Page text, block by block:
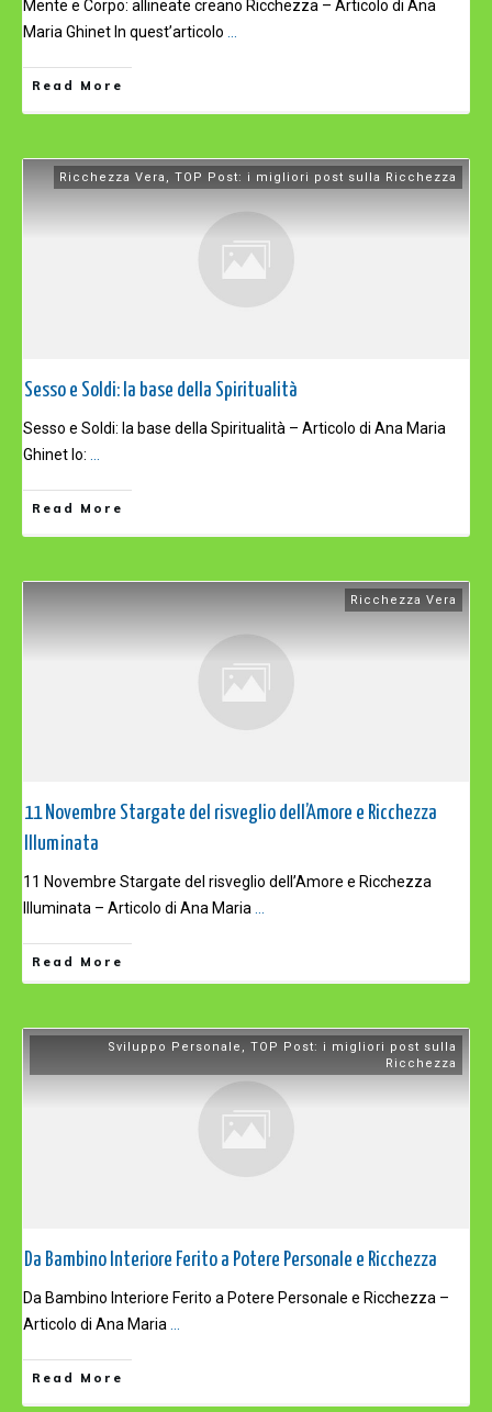
Mente e Corpo: allineate creano Ricchezza – Articolo di Ana
Maria Ghinet In quest’articolo
Read More
Ricchezza Vera , TOP Post: i migliori post sulla Ricchezza
Sesso e Soldi: la base della Spiritualità
Sesso e Soldi: la base della Spiritualità – Articolo di Ana Maria
Ghinet Io:
Read More
Ricchezza Vera
11 Novembre Stargate del risveglio dell’Amore e Ricchezza
Illuminata
11 Novembre Stargate del risveglio dell’Amore e Ricchezza
Illuminata – Articolo di Ana Maria
Read More
Sviluppo Personale , TOP Post: i migliori post sulla
Ricchezza
Da Bambino Interiore Ferito a Potere Personale e Ricchezza
Da Bambino Interiore Ferito a Potere Personale e Ricchezza –
Articolo di Ana Maria
Read More